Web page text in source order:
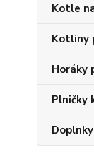
Kotle
Kotliny
Horáky
Plničky